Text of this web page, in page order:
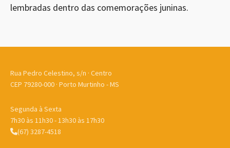
lembradas dentro das comemorações juninas.
Rua Pedro Celestino, s/n · Centro
CEP 79280-000 · Porto Murtinho - MS
Segunda à Sexta
7h30 às 11h30 - 13h30 às 17h30
(67) 3287-4518